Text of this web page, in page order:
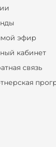
эфир
кабинет
связь